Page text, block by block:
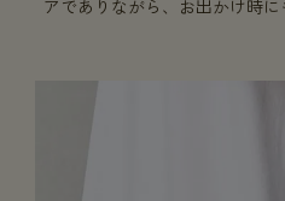
アでありながら、お出かけ時に